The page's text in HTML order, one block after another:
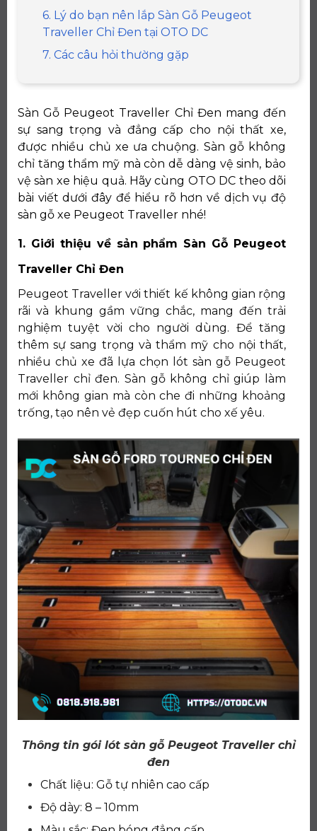
6. Lý do bạn nên lắp Sàn Gỗ Peugeot
Traveller Chỉ Đen tại OTO DC
7. Các câu hỏi thường gặp
Sàn Gỗ Peugeot Traveller Chỉ Đen mang đến
sự sang trọng và đẳng cấp cho nội thất xe,
được nhiều chủ xe ưa chuộng. Sàn gỗ không
chỉ tăng thẩm mỹ mà còn dễ dàng vệ sinh, bảo
vệ sàn xe hiệu quả. Hãy cùng OTO DC theo dõi
bài viết dưới đây để hiểu rõ hơn về dịch vụ độ
sàn gỗ xe Peugeot Traveller nhé!
1. Giới thiệu về sản phẩm Sàn Gỗ Peugeot
Traveller Chỉ Đen
Peugeot Traveller với thiết kế không gian rộng
rãi và khung gầm vững chắc, mang đến trải
nghiệm tuyệt vời cho người dùng. Để tăng
thêm sự sang trọng và thẩm mỹ cho nội thất,
nhiều chủ xe đã lựa chọn lót sàn gỗ Peugeot
Traveller chỉ đen. Sàn gỗ không chỉ giúp làm
mới không gian mà còn che đi những khoảng
trống, tạo nên vẻ đẹp cuốn hút cho xế yêu.
Thông tin gói lót sàn gỗ Peugeot Traveller chỉ
đen
Chất liệu: Gỗ tự nhiên cao cấp
Độ dày: 8 – 10mm